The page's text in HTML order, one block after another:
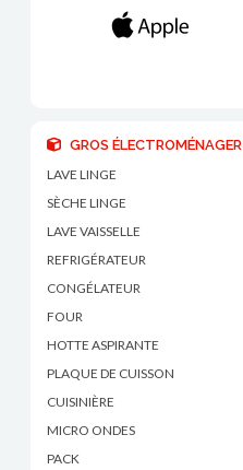
GROS ÉLECTROMÉNAGER
LAVE LINGE
SÈCHE LINGE
LAVE VAISSELLE
REFRIGÉRATEUR
CONGÉLATEUR
FOUR
HOTTE ASPIRANTE
PLAQUE DE CUISSON
CUISINIÈRE
MICRO ONDES
PACK